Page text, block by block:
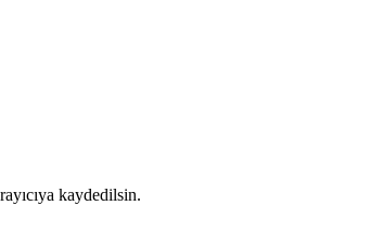
kaydedilsin.